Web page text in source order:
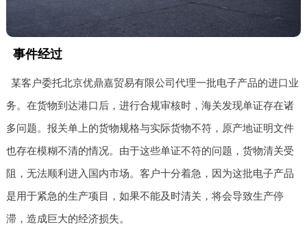
事件经过
某客户委托北京优鼎嘉贸易有限公司代理一批电子产品的进口业
务。在货物到达港口后，进行合规审核时，海关发现单证存在诸
多问题。报关单上的货物规格与实际货物不符，原产地证明文件
也存在模糊不清的情况。由于这些单证不符的问题，货物清关受
阻，无法顺利进入国内市场。客户十分着急，因为这批电子产品
是用于紧急的生产项目，如果不能及时清关，将会导致生产停
滞，造成巨大的经济损失。